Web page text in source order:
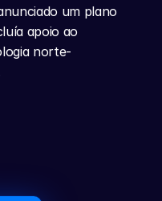
um plano
apoio ao
norte-